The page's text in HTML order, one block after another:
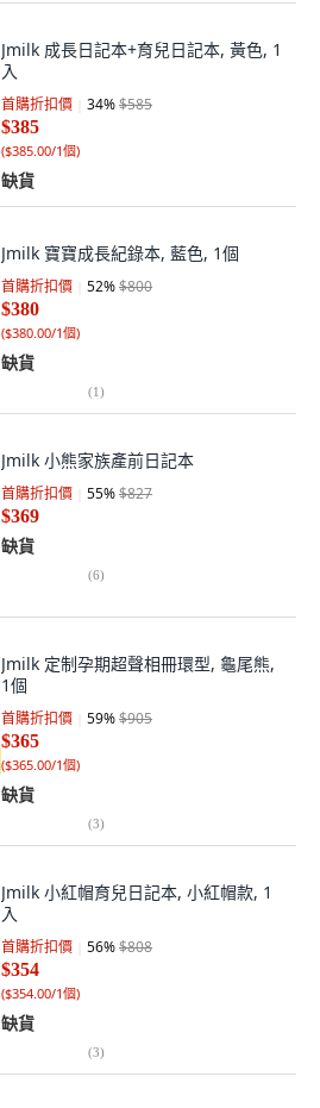
Jmilk 成長日記本+育兒日記本, 黃色, 1
入
首購折扣價 34%$585
$385
($385.00/1個)
缺貨
Jmilk 寶寶成長紀錄本, 藍色, 1個
首購折扣價 52%$800
$380
($380.00/1個)
缺貨
(1)
Jmilk 小熊家族產前日記本
首購折扣價 55%$827
$369
缺貨
(6)
Jmilk 定制孕期超聲相冊環型, 龜尾熊,
1個
首購折扣價 59%$905
$365
($365.00/1個)
缺貨
(3)
Jmilk 小紅帽育兒日記本, 小紅帽款, 1
入
首購折扣價 56%$808
$354
($354.00/1個)
缺貨
(3)